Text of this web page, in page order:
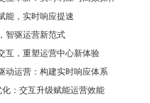
能，实时响应提速
智驱运营新范式
互，重塑运营中心新体验
动运营：构建实时响应体系
化：交互升级赋能运营效能